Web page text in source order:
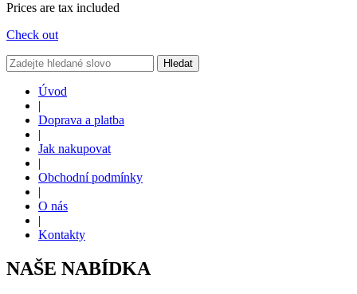
Prices are tax included
Check out
Hledat
Úvod
|
Doprava a platba
|
Jak nakupovat
|
Obchodní podmínky
|
O nás
|
Kontakty
NAŠE NABÍDKA